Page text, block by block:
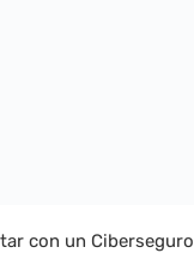
con un Ciberseguro